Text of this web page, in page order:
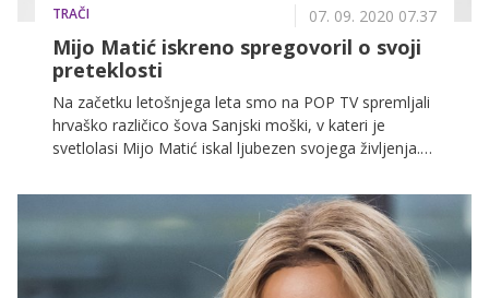
TRAČI 07. 09. 2020 07.37
Mijo Matić iskreno spregovoril o svoji
preteklosti
Na začetku letošnjega leta smo na POP TV spremljali
hrvaško različico šova Sanjski moški, v kateri je
svetlolasi Mijo Matić iskal ljubezen svojega življenja.
tekmovalki, mariborski pevki Nuši Rojs, se njuna
zveza žal ni obdržala. Še vedno samski Mijo pa je z
nami spregovoril o najpomembnejšem odnosu v
svojem življenju: s svojimi starši.